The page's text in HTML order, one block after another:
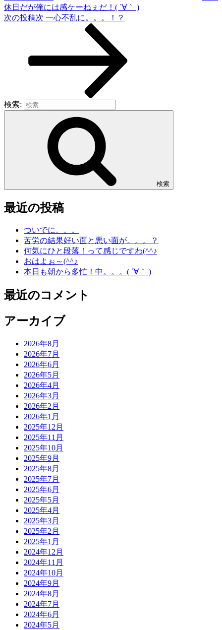
休日だが俺には感ケーねぇだ！( ´∀｀ )
次の投稿次 一心不乱に。。。！？
検索:
検索
最近の投稿
ついでに。。。
苦労の結果好い面と悪い面が。。。？
何気にひと段落！って感じですわ(^^♪
おはよぉ～(^^♪
本日も朝から多忙！中。。。( ´∀｀ )
最近のコメント
アーカイブ
2026年8月
2026年7月
2026年6月
2026年5月
2026年4月
2026年3月
2026年2月
2026年1月
2025年12月
2025年11月
2025年10月
2025年9月
2025年8月
2025年7月
2025年6月
2025年5月
2025年4月
2025年3月
2025年2月
2025年1月
2024年12月
2024年11月
2024年10月
2024年9月
2024年8月
2024年7月
2024年6月
2024年5月